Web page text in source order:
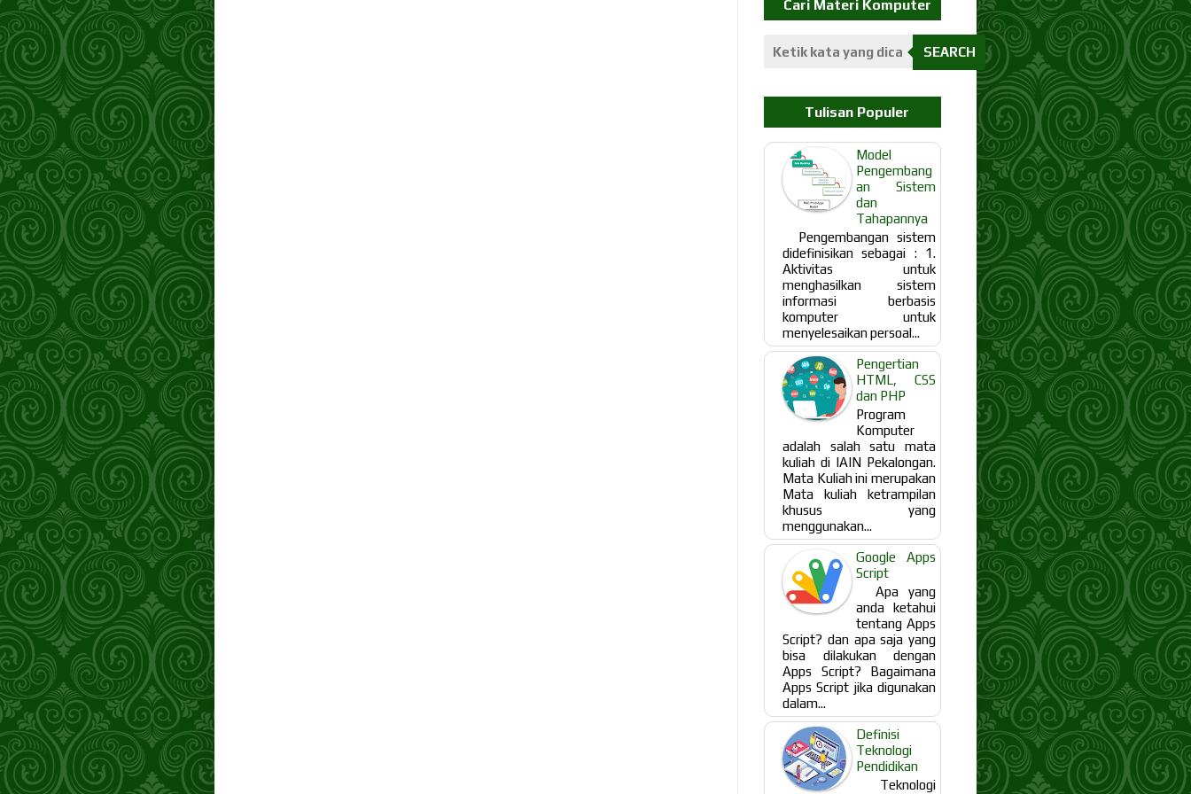
Cari Materi Komputer
SEARCH
Tulisan Populer
Model
Pengembang
an Sistem
dan
Tahapannya
Pengembangan sistem
didefinisikan sebagai : 1.
Aktivitas untuk
menghasilkan sistem
informasi berbasis
komputer untuk
menyelesaikan persoal...
Pengertian
HTML, CSS
dan PHP
Program
Komputer
adalah salah satu mata
kuliah di IAIN Pekalongan.
Mata Kuliah ini merupakan
Mata kuliah ketrampilan
khusus yang
menggunakan...
Google Apps
Script
Apa yang
anda ketahui
tentang Apps
Script? dan apa saja yang
bisa dilakukan dengan
Apps Script? Bagaimana
Apps Script jika digunakan
dalam...
Definisi
Teknologi
Pendidikan
Teknologi